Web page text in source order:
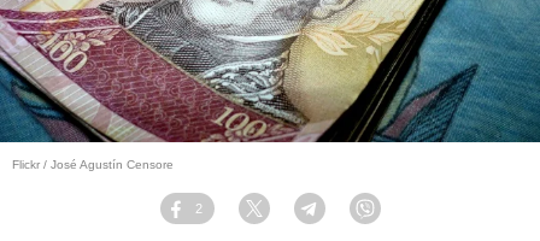
Flickr / José Agustín Censore
Facebook
2
Twitter TelegramViber